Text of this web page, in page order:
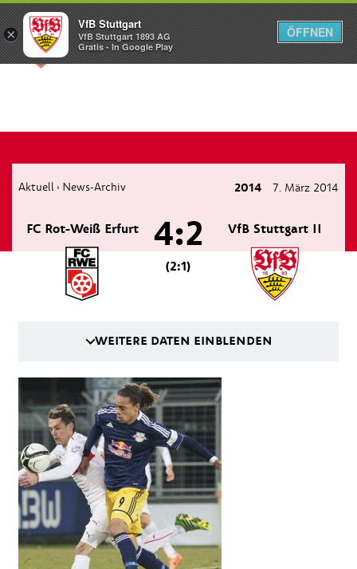
Menü
Aktuell › News-Archiv 2014 7. März 2014
FC Rot-Weiß Erfurt VfB Stuttgart II
4:2
(2:1)
WEITERE DATEN EINBLENDEN
×
VfB Stuttgart
VfB Stuttgart 1893 AG
Gratis - In Google Play
ÖFFNEN